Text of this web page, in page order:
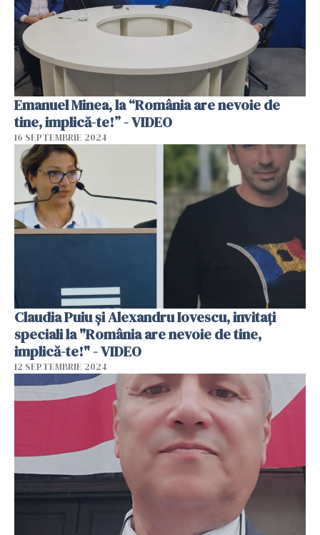
Emanuel Minea, la “România are nevoie de
tine, implică-te!” - VIDEO
16 SEPTEMBRIE 2024
Claudia Puiu și Alexandru Iovescu, invitați
speciali la "România are nevoie de tine,
implică-te!" - VIDEO
12 SEPTEMBRIE 2024